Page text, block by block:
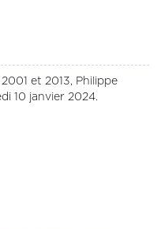
et 2013, Philippe
10 janvier 2024.